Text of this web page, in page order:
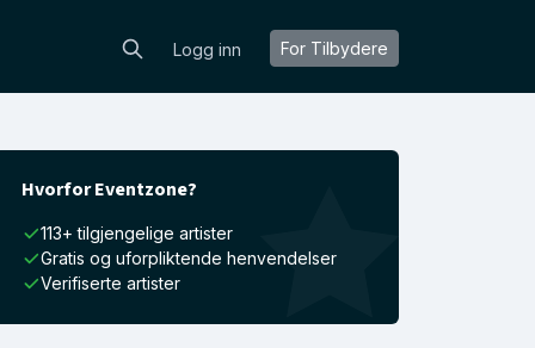
Logg inn For Tilbydere
Hvorfor Eventzone?
113+ tilgjengelige artister
Gratis og uforpliktende henvendelser
Verifiserte artister